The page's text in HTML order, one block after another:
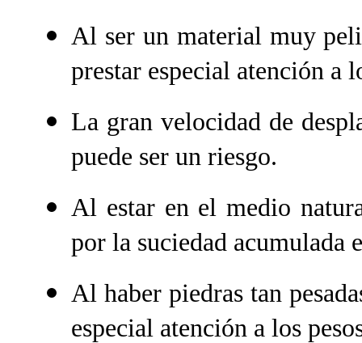
Al ser un material muy
prestar especial atención a
La gran velocidad de
puede ser un riesgo.
Al estar en el medio
por la suciedad acumulada
Al haber piedras tan
especial atención a los